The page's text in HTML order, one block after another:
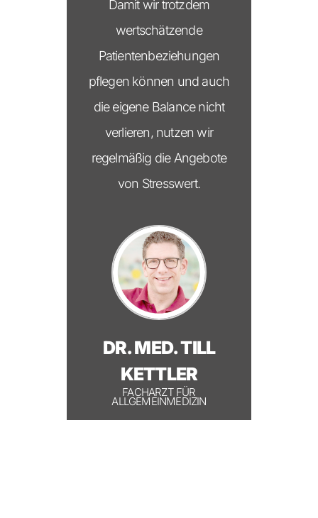
Damit wir trotzdem
wertschätzende
Patientenbeziehungen
pflegen können und auch
die eigene Balance nicht
verlieren, nutzen wir
regelmäßig die Angebote
von Stresswert.
DR. MED. TILL
KETTLER
FACHARZT FÜR
ALLGEMEINMEDIZIN